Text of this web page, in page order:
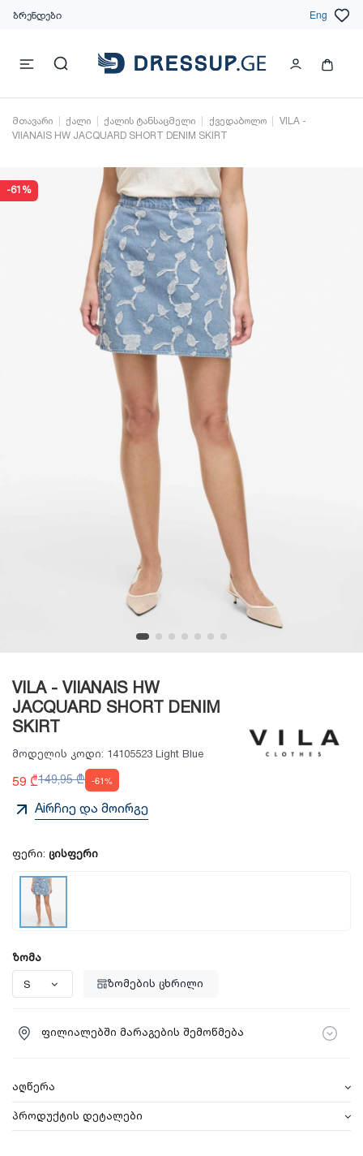
ბრენდები Eng
მთავარი ქალი ქალის ტანსაცმელი ქვედაბოლო
VILA -
VIIANAIS HW JACQUARD SHORT DENIM SKIRT
-61%
VILA - VIIANAIS HW
JACQUARD SHORT DENIM
SKIRT
მოდელის კოდი: 14105523 Light Blue
59 ₾149,95 ₾ -61%
Aiრჩიე და მოირგე
ფერი: ცისფერი
ზომა
ზომების ცხრილი
ფილიალებში მარაგების შემოწმება
აღწერა
პროდუქტის დეტალები